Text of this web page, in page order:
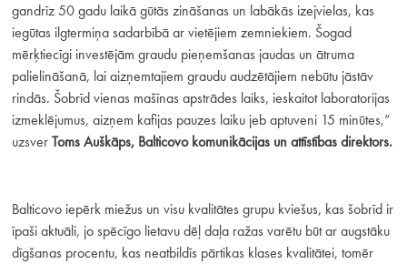
gandrīz 50 gadu laikā gūtās zināšanas un labākās izejvielas, kas
iegūtas ilgtermiņa sadarbībā ar vietējiem zemniekiem. Šogad
mērķtiecīgi investējām graudu pieņemšanas jaudas un ātruma
palielināšanā, lai aizņemtajiem graudu audzētājiem nebūtu jāstāv
rindās. Šobrīd vienas mašīnas apstrādes laiks, ieskaitot laboratorijas
izmeklējumus, aizņem kafijas pauzes laiku jeb aptuveni 15 minūtes,”
uzsverToms Auškāps, Balticovo komunikācijas un attīstības direktors.
Balticovo iepērk miežus un visu kvalitātes grupu kviešus, kas šobrīd ir
īpaši aktuāli, jo spēcīgo lietavu dēļ daļa ražas varētu būt ar augstāku
dīgšanas procentu, kas neatbildīs pārtikas klases kvalitātei, tomēr